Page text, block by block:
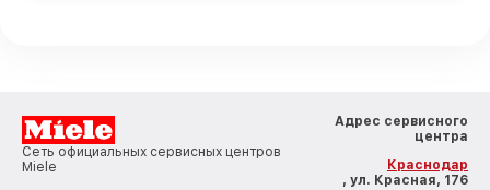
Сеть официальных сервисных центров
Miele
Адрес сервисного
центра
Краснодар
, ул. Красная, 176